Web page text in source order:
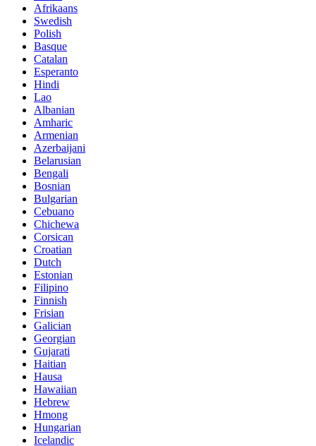
Afrikaans
Swedish
Polish
Basque
Catalan
Esperanto
Hindi
Lao
Albanian
Amharic
Armenian
Azerbaijani
Belarusian
Bengali
Bosnian
Bulgarian
Cebuano
Chichewa
Corsican
Croatian
Dutch
Estonian
Filipino
Finnish
Frisian
Galician
Georgian
Gujarati
Haitian
Hausa
Hawaiian
Hebrew
Hmong
Hungarian
Icelandic